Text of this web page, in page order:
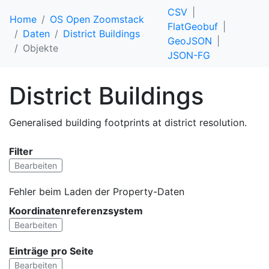
Home
OS Open Zoomstack
Daten
District Buildings
Objekte
CSV
FlatGeobuf
GeoJSON
JSON-FG
District Buildings
Generalised building footprints at district resolution.
Filter
Bearbeiten
Fehler beim Laden der Property-Daten
Koordinatenreferenzsystem
Bearbeiten
Einträge pro Seite
Bearbeiten